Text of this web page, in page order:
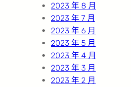
2023 年 8 月
2023 年 7 月
2023 年 6 月
2023 年 5 月
2023 年 4 月
2023 年 3 月
2023 年 2 月